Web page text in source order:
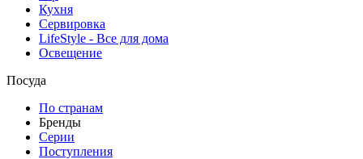
Кухня
Сервировка
LifeStyle - Все для дома
Освещение
Посуда
По странам
Бренды
Серии
Поступления